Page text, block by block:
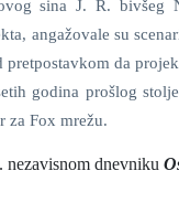
sina J. R. bivšeg
angažovale su
pretpostavkom da
godina prošlog
za Fox mrežu.
nezavisnom dnevniku